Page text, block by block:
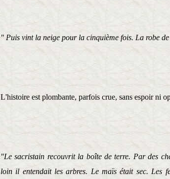
" Puis vint la neige pour la cinquième fois. La robe
L'histoire est plombante, parfois crue, sans espoir ni
"Le sacristain recouvrit la boîte de terre. Par des
loin il entendait les arbres. Le maïs était sec. Les